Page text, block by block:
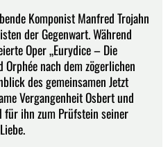
Komponist Manfred Trojahn
der Gegenwart. Während
Oper „Eurydice – Die
nach dem zögerlichen
des gemeinsamen Jetzt
Vergangenheit Osbert und
für ihn zum Prüfstein seiner